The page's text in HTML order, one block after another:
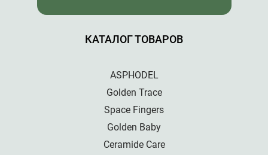
КАТАЛОГ ТОВАРОВ
ASPHODEL
Golden Trace
Space Fingers
Golden Baby
Ceramide Care